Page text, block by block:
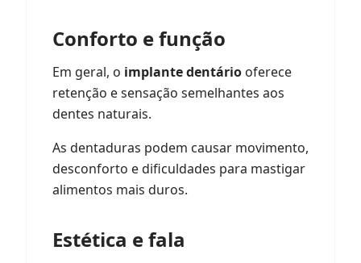
Conforto e função
Em geral, o implante dentário oferece
retenção e sensação semelhantes aos
dentes naturais.
As dentaduras podem causar movimento,
desconforto e dificuldades para mastigar
alimentos mais duros.
Estética e fala